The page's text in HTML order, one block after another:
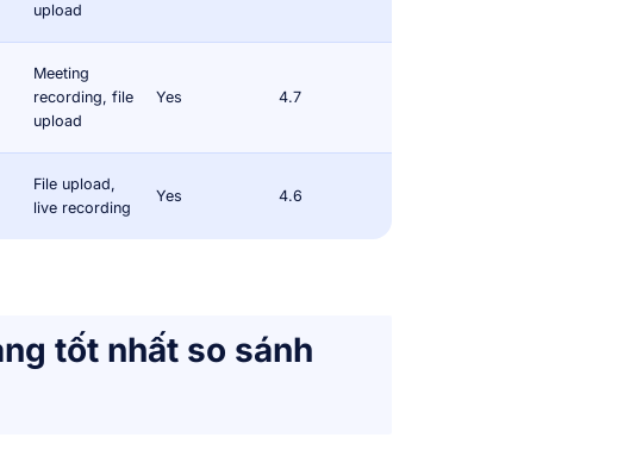
upload
Meeting
recording, file
upload
Yes 4.7
File upload,
live recording
Yes 4.6
tốt nhất so sánh